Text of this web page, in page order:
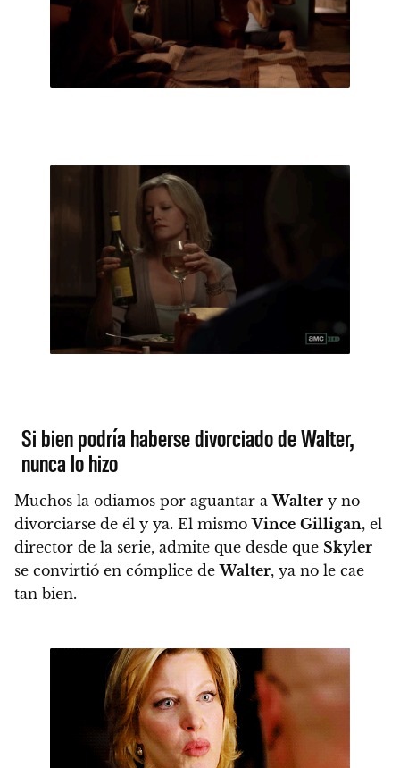
Si bien podría haberse divorciado de Walter,
nunca lo hizo
Muchos la odiamos por aguantar aWalter y no
divorciarse de él y ya. El mismoVince Gilligan, el
director de la serie, admite que desde que Skyler
se convirtió en cómplice deWalter, ya no le cae
tan bien.